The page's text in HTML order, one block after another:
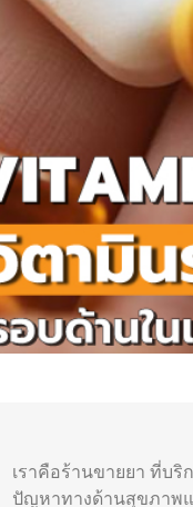
เราคือร้านขายยา ที่บริ
ปัญหาทางด้านสุขภาพ